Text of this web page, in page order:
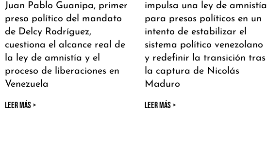
Juan Pablo Guanipa, primer
preso político del mandato
de Delcy Rodríguez,
cuestiona el alcance real de
la ley de amnistía y el
proceso de liberaciones en
Venezuela
LEER MÁS >
impulsa una ley de amnistía
para presos políticos en un
intento de estabilizar el
sistema político venezolano
y redefinir la transición tras
la captura de Nicolás
Maduro
LEER MÁS >